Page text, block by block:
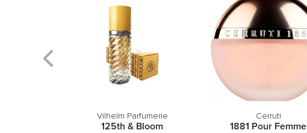
Vilhelm Parfumerie
125th & Bloom
Cerruti
1881 Pour Femme